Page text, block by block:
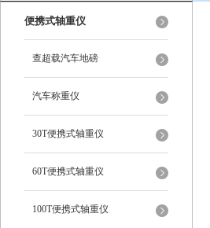
便携式轴重仪
查超载汽车地磅
汽车称重仪
30T便携式轴重仪
60T便携式轴重仪
100T便携式轴重仪